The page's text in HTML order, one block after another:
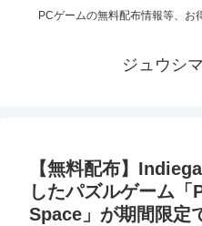
PCゲームの無料配布情報等、お
ジュウシ
【無料配布】
したパズルゲーム
Space」が期間限定